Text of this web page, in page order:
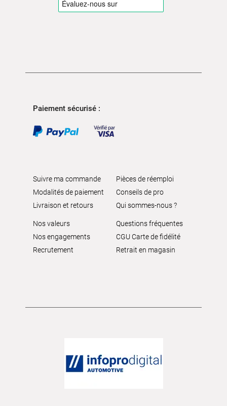
Paiement sécurisé :
Suivre ma commande
Modalités de paiement
Livraison et retours
Pièces de réemploi
Conseils de pro
Qui sommes-nous ?
Nos valeurs
Nos engagements
Recrutement
Questions fréquentes
CGU Carte de fidélité
Retrait en magasin